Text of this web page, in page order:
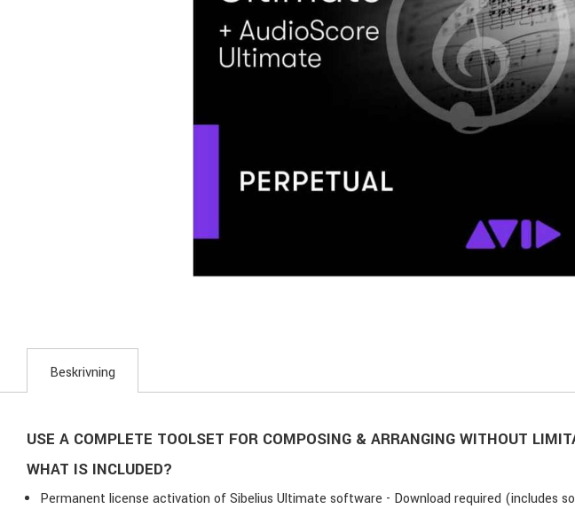
Beskrivning
USE A COMPLETE TOOLSET FOR COMPOSING & ARRANGING WITHOUT
WHAT IS INCLUDED?
Permanent license activation of Sibelius Ultimate software - Download required (includes